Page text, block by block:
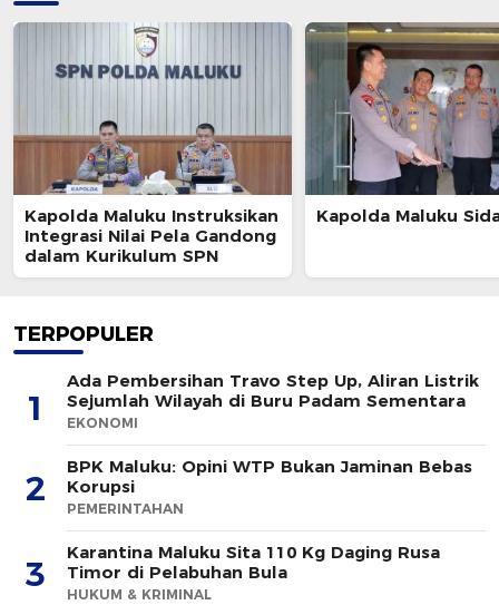
Kapolda Maluku Instruksikan
Integrasi Nilai Pela Gandong
dalam Kurikulum SPN
Kapolda Maluku
TERPOPULER
1
Ada Pembersihan Travo Step Up, Aliran Listrik
Sejumlah Wilayah di Buru Padam Sementara
EKONOMI
2
BPK Maluku: Opini WTP Bukan Jaminan Bebas
Korupsi
PEMERINTAHAN
3
Karantina Maluku Sita 110 Kg Daging Rusa
Timor di Pelabuhan Bula
HUKUM & KRIMINAL